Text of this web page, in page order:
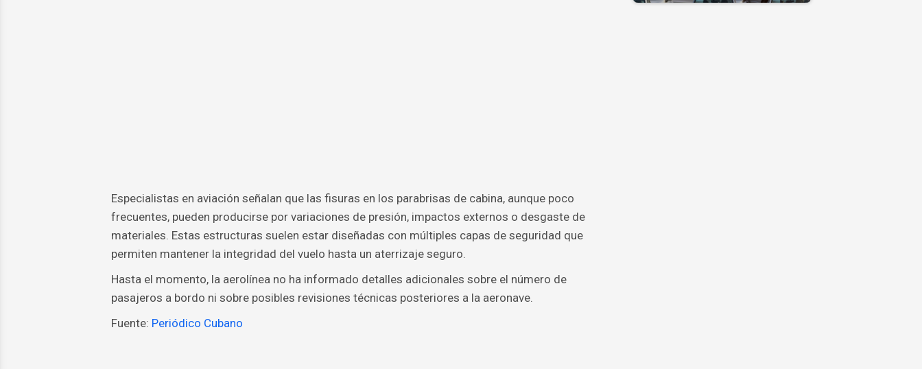
Especialistas en aviación señalan que las fisuras en los parabrisas de cabina, aunque poco
frecuentes, pueden producirse por variaciones de presión, impactos externos o desgaste de
materiales. Estas estructuras suelen estar diseñadas con múltiples capas de seguridad que
permiten mantener la integridad del vuelo hasta un aterrizaje seguro.
Hasta el momento, la aerolínea no ha informado detalles adicionales sobre el número de
pasajeros a bordo ni sobre posibles revisiones técnicas posteriores a la aeronave.
Fuente: Periódico Cubano